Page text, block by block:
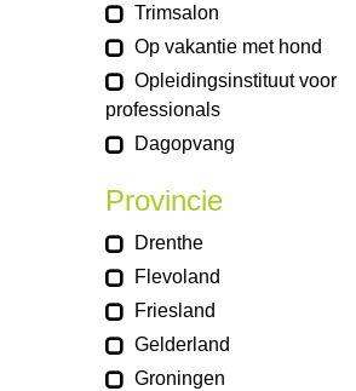
Trimsalon
Op vakantie met hond
Opleidingsinstituut voor
professionals
Dagopvang
Provincie
Drenthe
Flevoland
Friesland
Gelderland
Groningen